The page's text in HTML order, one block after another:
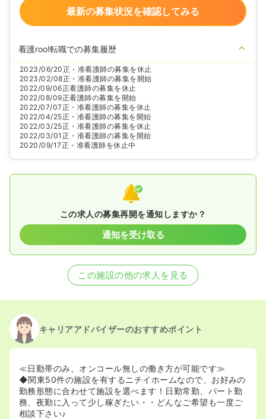
最新の募集状況を確認してみる
看護roo!転職での募集履歴
2023/06/20正・准看護師の募集を休止
2023/02/08正・准看護師の募集を開始
2022/09/06正看護師の募集を休止
2022/08/09正看護師の募集を開始
2022/07/07正・准看護師の募集を休止
2022/04/25正・准看護師の募集を開始
2022/03/25正・准看護師の募集を休止
2022/03/01 正・准看護師の募集を開始
2020/09/17正・准看護師を休止中
この求人の募集再開を通知しますか？
通知を受け取る
この施設の他の求人を見る
キャリアアドバイザーのおすすめポイント
≪日勤帯のみ、オンコール無しの働き方が可能です≫
◆関東50件の施設を有するニチイホームなので、お好みの
勤務形態に合わせて施設を選べます！日勤常勤、パート勤
務、夜勤に入って少し稼ぎたい・・どんなご希望も一度ご
相談下さい♪